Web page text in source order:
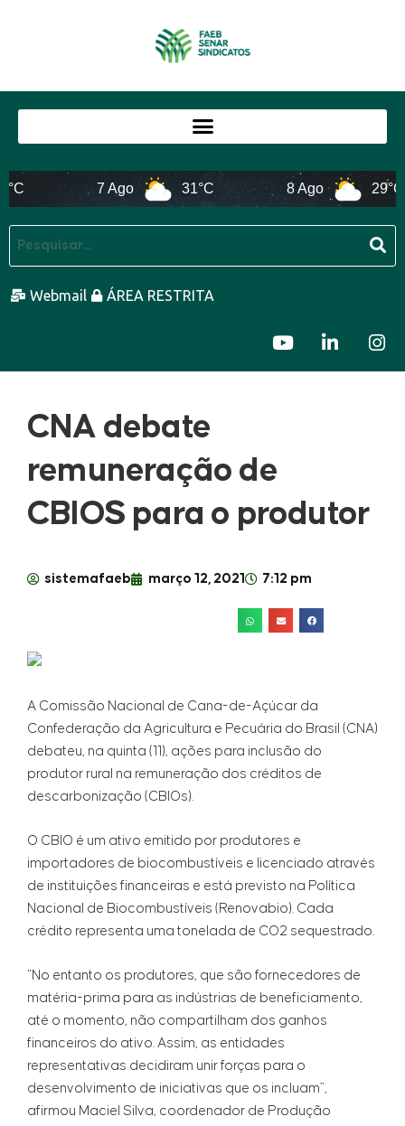
7 Ago 31°C 8 Ago 29°C
Webmail ÁREA RESTRITA
CNA debate
remuneração de
CBIOS para o produtor
sistemafaeb março 12, 2021 7:12 pm
A Comissão Nacional de Cana-de-Açúcar da
Confederação da Agricultura e Pecuária do Brasil (CNA)
debateu, na quinta (11), ações para inclusão do
produtor rural na remuneração dos créditos de
descarbonização (CBIOs).
O CBIO é um ativo emitido por produtores e
importadores de biocombustíveis e licenciado através
de instituições financeiras e está previsto na Política
Nacional de Biocombustíveis (Renovabio). Cada
crédito representa uma tonelada de CO2 sequestrado.
“No entanto os produtores, que são fornecedores de
matéria-prima para as indústrias de beneficiamento,
até o momento, não compartilham dos ganhos
financeiros do ativo. Assim, as entidades
representativas decidiram unir forças para o
desenvolvimento de iniciativas que os incluam”,
afirmou Maciel Silva, coordenador de Produção